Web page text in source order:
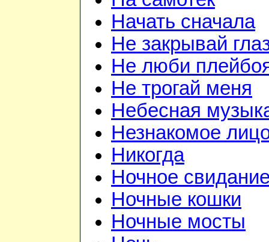
Начать сначала
Не закрывай
Не люби
Не трогай меня
Небесная
Незнакомое
Никогда
Ночное
Ночные кошки
Ночные мосты